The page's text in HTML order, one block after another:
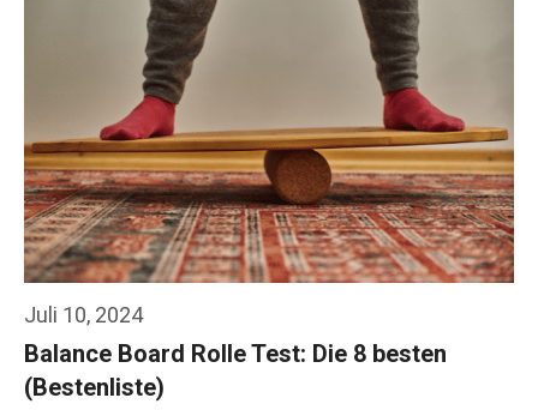
Juli 10, 2024
Balance Board Rolle Test: Die 8 besten
(Bestenliste)